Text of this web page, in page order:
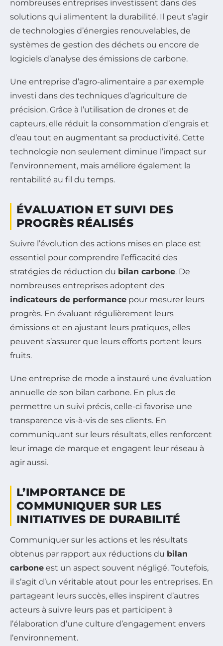
nombreuses entreprises investissent dans des
solutions qui alimentent la durabilité. Il peut s’agir
de technologies d’énergies renouvelables, de
systèmes de gestion des déchets ou encore de
logiciels d’analyse des émissions de carbone.
Une entreprise d’agro-alimentaire a par exemple
investi dans des techniques d’agriculture de
précision. Grâce à l’utilisation de drones et de
capteurs, elle réduit la consommation d’engrais et
d’eau tout en augmentant sa productivité. Cette
technologie non seulement diminue l’impact sur
l’environnement, mais améliore également la
rentabilité au fil du temps.
ÉVALUATION ET SUIVI DES
PROGRÈS RÉALISÉS
Suivre l’évolution des actions mises en place est
essentiel pour comprendre l’efficacité des
stratégies de réduction du bilan carbone. De
nombreuses entreprises adoptent des
indicateurs de performance pour mesurer leurs
progrès. En évaluant régulièrement leurs
émissions et en ajustant leurs pratiques, elles
peuvent s’assurer que leurs efforts portent leurs
fruits.
Une entreprise de mode a instauré une évaluation
annuelle de son bilan carbone. En plus de
permettre un suivi précis, celle-ci favorise une
transparence vis-à-vis de ses clients. En
communiquant sur leurs résultats, elles renforcent
leur image de marque et engagent leur réseau à
agir aussi.
L’IMPORTANCE DE
COMMUNIQUER SUR LES
INITIATIVES DE DURABILITÉ
Communiquer sur les actions et les résultats
obtenus par rapport aux réductions du bilan
carbone est un aspect souvent négligé. Toutefois,
il s’agit d’un véritable atout pour les entreprises. En
partageant leurs succès, elles inspirent d’autres
acteurs à suivre leurs pas et participent à
l’élaboration d’une culture d’engagement envers
l’environnement.